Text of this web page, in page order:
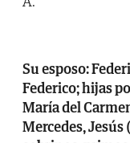
Su esposo:
Federico; hijas
María del
Mercedes,